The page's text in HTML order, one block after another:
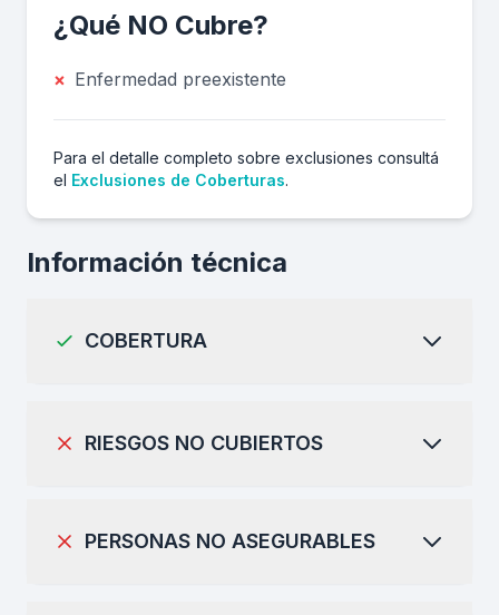
¿Qué NO Cubre?
× Enfermedad preexistente
Para el detalle completo sobre exclusiones consultá
el Exclusiones de Coberturas.
Información técnica
COBERTURA
RIESGOS NO CUBIERTOS
PERSONAS NO ASEGURABLES